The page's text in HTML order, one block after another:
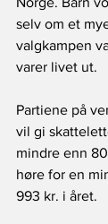
selv om et
valgkampen
varer livet ut.
Partiene på
vil gi
mindre enn
høre for en
993 kr. i året.